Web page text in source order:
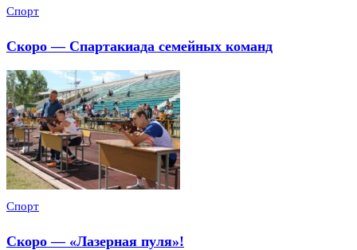
Спорт
Скоро — Спартакиада семейных команд
Спорт
Скоро — «Лазерная пуля»!